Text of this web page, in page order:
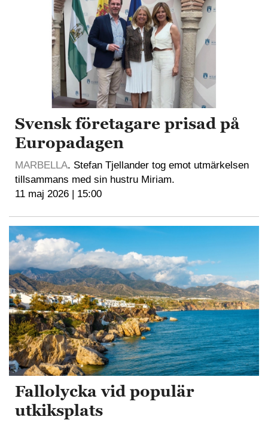
Svensk företagare prisad på
Europadagen
MARBELLA. Stefan Tjellander tog emot utmärkelsen
tillsammans med sin hustru Miriam.
11 maj 2026 | 15:00
Fallolycka vid populär
utkiksplats